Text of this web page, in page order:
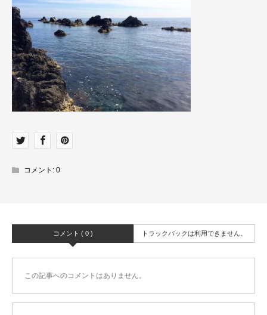
コメント: 0
コメント ( 0 ) トラックバックは利用できません。
この記事へのコメントはありません。